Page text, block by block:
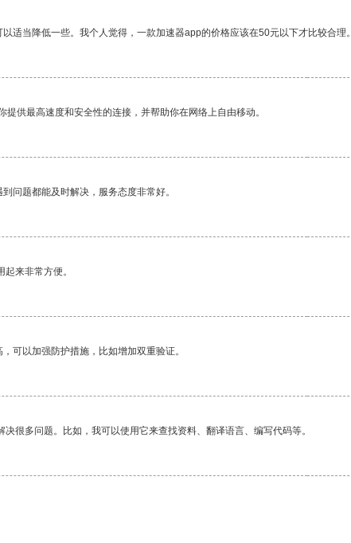
适当降低一些。我个人觉得，一款加速器app的价格应该在50元以下才比较合理。
提供最高速度和安全性的连接，并帮助你在网络上自由移动。
问题都能及时解决，服务态度非常好。
来非常方便。
可以加强防护措施，比如增加双重验证。
很多问题。比如，我可以使用它来查找资料、翻译语言、编写代码等。